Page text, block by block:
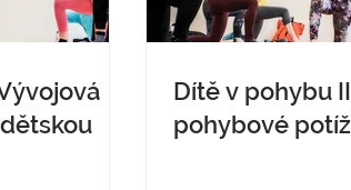
Dítě v pohybu
pohybové